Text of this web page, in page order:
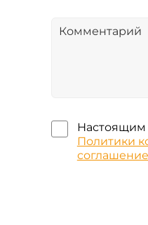
Настоящим
Политики
соглашение